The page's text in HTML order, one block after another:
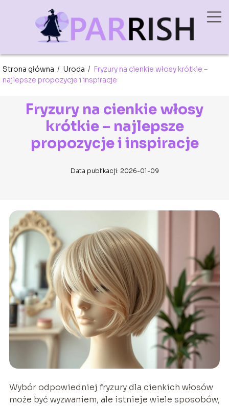
Strona główna / Uroda / Fryzury na cienkie włosy krótkie –
najlepsze propozycje i inspiracje
Fryzury na cienkie włosy
krótkie – najlepsze
propozycje i inspiracje
Data publikacji: 2026-01-09
Wybór odpowiedniej fryzury dla cienkich włosów
może być wyzwaniem, ale istnieje wiele sposobów,